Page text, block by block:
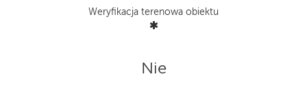
Weryfikacja terenowa obiektu
Nie